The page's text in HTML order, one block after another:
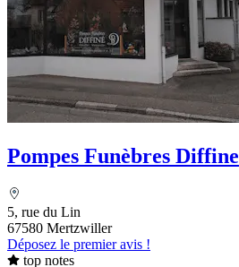
Pompes Funèbres Diffine
5, rue du Lin
67580 Mertzwiller
Déposez le premier avis !
top notes